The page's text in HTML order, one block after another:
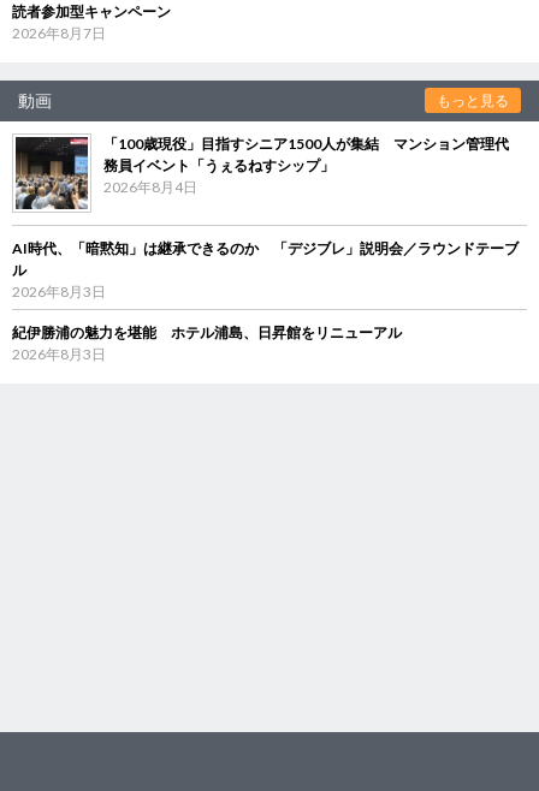
読者参加型キャンペーン
2026年8月7日
動画 もっと見る
「100歳現役」目指すシニア1500人が集結 マンション管理代
務員イベント「うぇるねすシップ」
2026年8月4日
AI時代、「暗黙知」は継承できるのか 「デジブレ」説明会／ラウンドテーブ
ル
2026年8月3日
紀伊勝浦の魅力を堪能 ホテル浦島、日昇館をリニューアル
2026年8月3日